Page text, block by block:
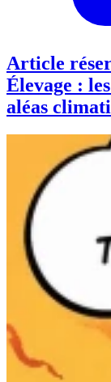
Article
Élevage :
aléas